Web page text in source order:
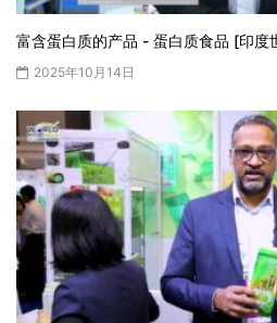
富含蛋白质的产品 - 蛋白质食品 [印
2025年10月14日